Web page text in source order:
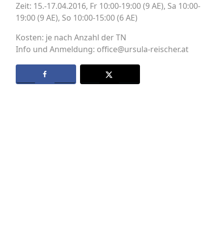
Zeit: 15.-17.04.2016, Fr 10:00-19:00 (9 AE), Sa 10:00-
19:00 (9 AE), So 10:00-15:00 (6 AE)
Kosten: je nach Anzahl der TN
Info und Anmeldung: office@ursula-reischer.at